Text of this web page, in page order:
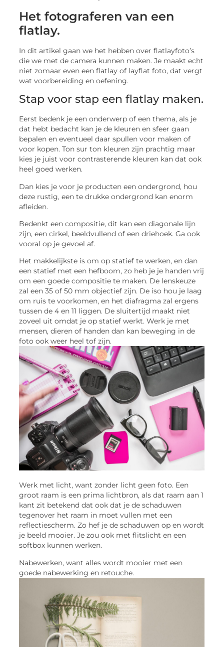
Het fotograferen van een
flatlay.
In dit artikel gaan we het hebben over flatlayfoto’s
die we met de camera kunnen maken. Je maakt echt
niet zomaar even een flatlay of layflat foto, dat vergt
wat voorbereiding en oefening.
Stap voor stap een flatlay maken.
Eerst bedenk je een onderwerp of een thema, als je
dat hebt bedacht kan je de kleuren en sfeer gaan
bepalen en eventueel daar spullen voor maken of
voor kopen. Ton sur ton kleuren zijn prachtig maar
kies je juist voor contrasterende kleuren kan dat ook
heel goed werken.
Dan kies je voor je producten een ondergrond, hou
deze rustig, een te drukke ondergrond kan enorm
afleiden.
Bedenkt een compositie, dit kan een diagonale lijn
zijn, een cirkel, beeldvullend of een driehoek. Ga ook
vooral op je gevoel af.
Het makkelijkste is om op statief te werken, en dan
een statief met een hefboom, zo heb je je handen vrij
om een goede compositie te maken. De lenskeuze
zal een 35 of 50 mm objectief zijn. De iso hou je laag
om ruis te voorkomen, en het diafragma zal ergens
tussen de 4 en 11 liggen. De sluitertijd maakt niet
zoveel uit omdat je op statief werkt. Werk je met
mensen, dieren of handen dan kan beweging in de
foto ook weer heel tof zijn.
Werk met licht, want zonder licht geen foto. Een
groot raam is een prima lichtbron, als dat raam aan 1
kant zit betekend dat ook dat je de schaduwen
tegenover het raam in moet vullen met een
reflectiescherm. Zo hef je de schaduwen op en wordt
je beeld mooier. Je zou ook met flitslicht en een
softbox kunnen werken.
Nabewerken, want alles wordt mooier met een
goede nabewerking en retouche.